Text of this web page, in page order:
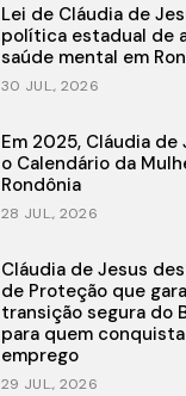
Lei de Cláudia de
política estadual de
saúde mental em
30 JUL., 2026
Em 2025, Cláudia de
o Calendário da
Rondônia
28 JUL., 2026
Cláudia de Jesus
de Proteção que
transição segura do
para quem
emprego
29 JUL., 2026